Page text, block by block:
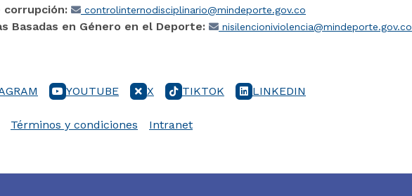
corrupción: controlinternodisciplinario@mindeporte.gov.co
Basadas en Género en el Deporte: nisilencioniviolencia@mindeporte.gov.co
YOUTUBE X TIKTOK LINKEDIN
Términos y condiciones Intranet